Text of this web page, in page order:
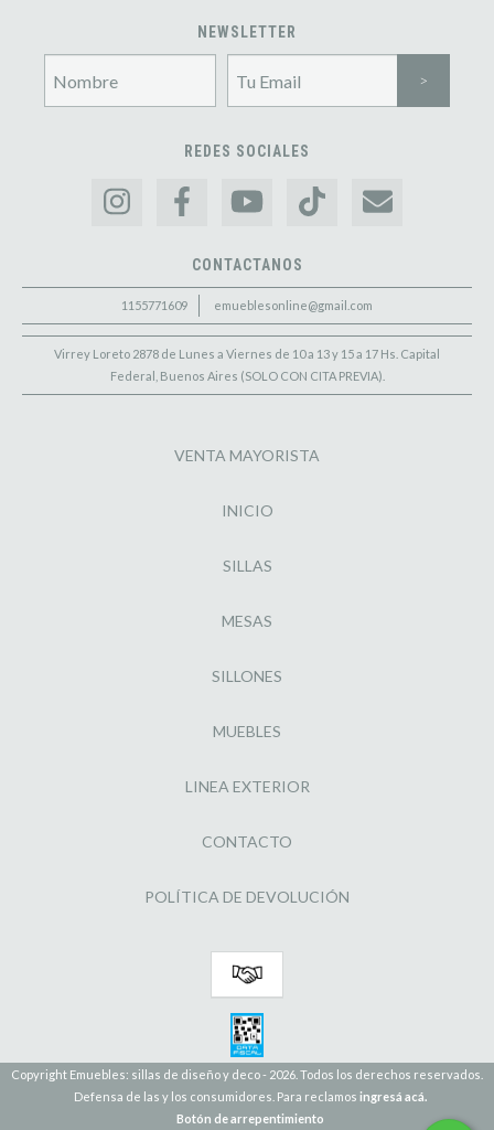
NEWSLETTER
REDES SOCIALES
CONTACTANOS
1155771609 emueblesonline@gmail.com
Virrey Loreto 2878 de Lunes a Viernes de 10 a 13 y 15 a 17 Hs. Capital
Federal, Buenos Aires (SOLO CON CITA PREVIA).
VENTA MAYORISTA
INICIO
SILLAS
MESAS
SILLONES
MUEBLES
LINEA EXTERIOR
CONTACTO
POLÍTICA DE DEVOLUCIÓN
Copyright Emuebles: sillas de diseño y deco - 2026. Todos los derechos reservados.
Defensa de las y los consumidores. Para reclamos ingresá acá.
Botón de arrepentimiento